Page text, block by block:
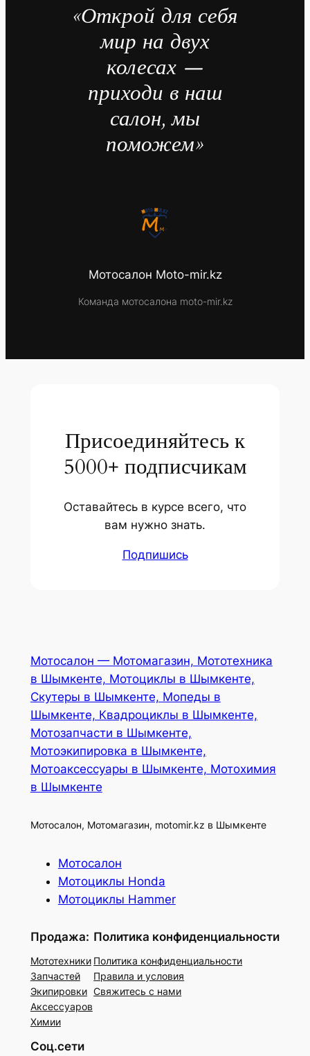
«Открой для себя
мир на двух
колесах —
приходи в наш
салон, мы
поможем»
Мотосалон Moto-mir.kz
Команда мотосалона moto-mir.kz
Присоединяйтесь к
5000+ подписчикам
Оставайтесь в курсе всего, что
вам нужно знать.
Подпишись
Мотосалон — Мотомагазин, Мототехника
в Шымкенте, Мотоциклы в Шымкенте,
Скутеры в Шымкенте, Мопеды в
Шымкенте, Квадроциклы в Шымкенте,
Мотозапчасти в Шымкенте,
Мотоэкипировка в Шымкенте,
Мотоаксессуары в Шымкенте, Мотохимия
в Шымкенте
Мотосалон, Мотомагазин, motomir.kz в Шымкенте
Мотосалон
Мотоциклы Honda
Мотоциклы Hammer
Продажа:
Мототехники
Запчастей
Экипировки
Аксессуаров
Химии
Политика конфиденциальности
Политика конфиденциальности
Правила и условия
Свяжитесь с нами
Соц.сети